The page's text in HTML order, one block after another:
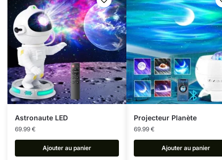
Astronaute LED
69.99 €
Ajouter au panier
Projecteur Planète
69.99 €
Ajouter au panier